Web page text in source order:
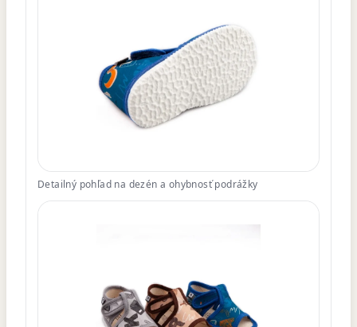
Detailný pohľad na dezén a ohybnosť podrážky